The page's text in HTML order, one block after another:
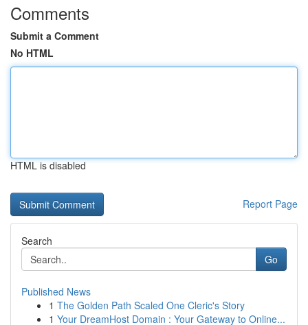
Comments
Submit a Comment
No HTML
HTML is disabled
Report Page
Search
Go
Published News
1 The Golden Path Scaled One Cleric's Story
1 Your DreamHost Domain : Your Gateway to Online...